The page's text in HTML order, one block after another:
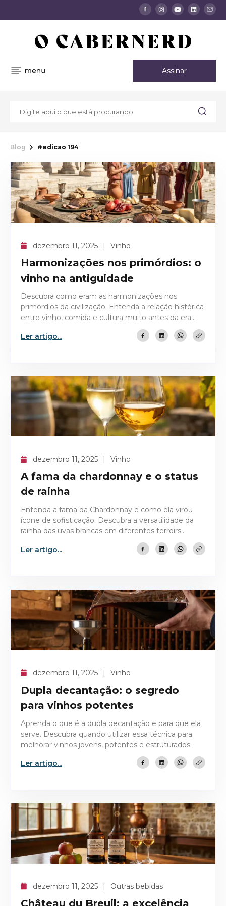
Assinar
Blog #edicao 194
dezembro 11, 2025 Vinho
Harmonizações nos primórdios: o
vinho na antiguidade
Descubra como eram as harmonizações nos
primórdios da civilização. Entenda a relação histórica
entre vinho, comida e cultura muito antes da era
Ler artigo...
dezembro 11, 2025 Vinho
A fama da chardonnay e o status
de rainha
Entenda a fama da Chardonnay e como ela virou
ícone de sofisticação. Descubra a versatilidade da
rainha das uvas brancas em diferentes terroirs
Ler artigo...
dezembro 11, 2025 Vinho
Dupla decantação: o segredo
para vinhos potentes
Aprenda o que é a dupla decantação e para que ela
serve. Descubra quando utilizar essa técnica para
melhorar vinhos jovens, potentes e estruturados.
Ler artigo...
dezembro 11, 2025 Outras bebidas
Château du Breuil: a excelência